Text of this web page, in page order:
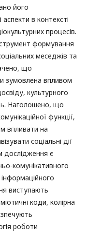
його
аспекти в контексті
процесів.
формування
меседжів та
що
зумовлена впливом
культурного
Наголошено, що
функції,
впливати на
соціальні дії
дослідження є
комунікативного
виступають
коди, колірна
роботи